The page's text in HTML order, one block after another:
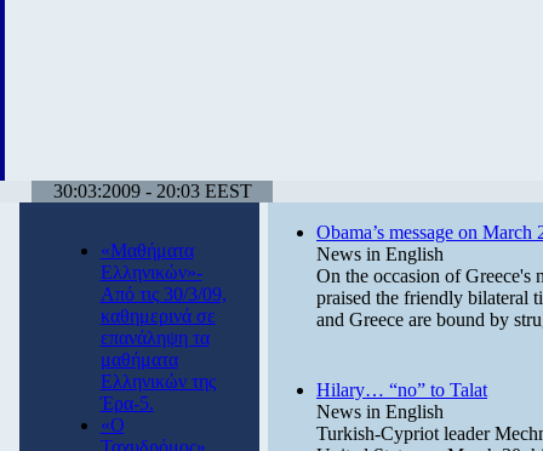
30:03:2009 - 20:03 EEST
«Μαθήματα
Ελληνικών»-
Από τις 30/3/09,
καθημερινά σε
επανάληψη τα
μαθήματα
Ελληνικών της
Έρα-5.
«Ο
Ταχυδρόμος»
Obama’s message on March
News in English
On the occasion of Greece's
praised the friendly bilateral
and Greece are bound by
Hilary… “no” to Talat
News in English
Turkish-Cypriot leader